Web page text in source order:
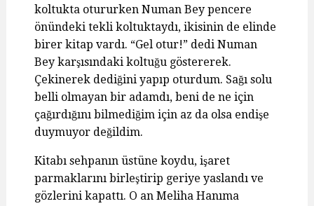
koltukta otururken Numan Bey pencere
önündeki tekli koltuktaydı, ikisinin de elinde
birer kitap vardı. “Gel otur!” dedi Numan
Bey karşısındaki koltuğu göstererek.
Çekinerek dediğini yapıp oturdum. Sağı solu
belli olmayan bir adamdı, beni de ne için
çağırdığını bilmediğim için az da olsa endişe
duymuyor değildim.
Kitabı sehpanın üstüne koydu, işaret
parmaklarını birleştirip geriye yaslandı ve
gözlerini kapattı. O an Meliha Hanıma